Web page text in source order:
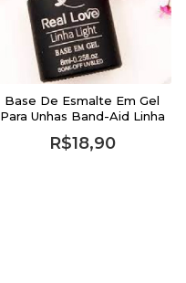
Base De Esmalte Em Gel
Para Unhas Band-Aid Linha
Light 8ml - Real Love
R$18,90